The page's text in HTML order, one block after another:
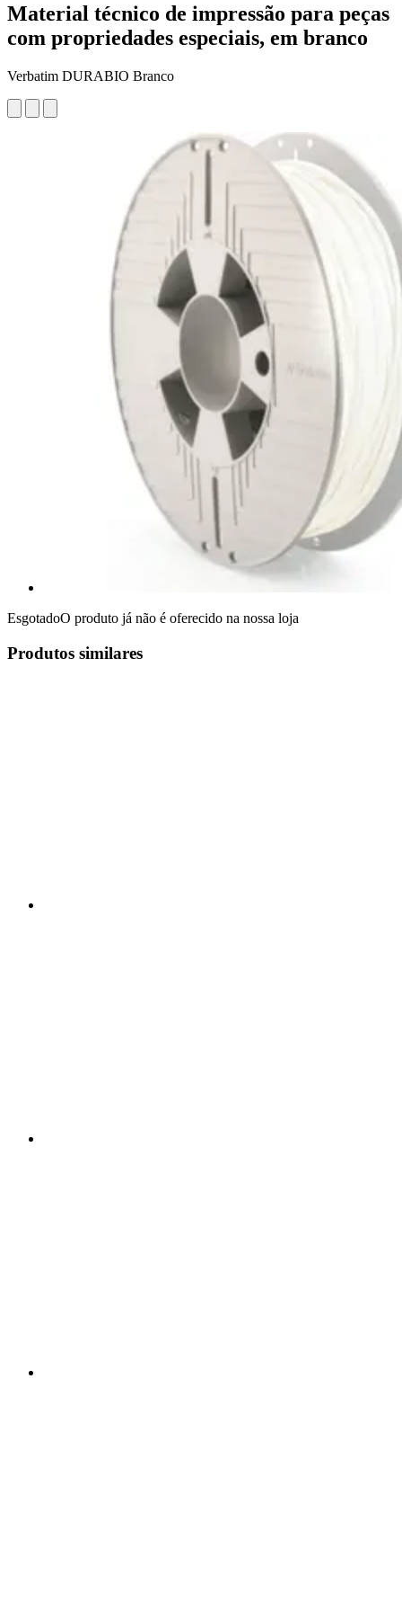
Material técnico de impressão para peças
com propriedades especiais, em branco
Verbatim DURABIO Branco
EsgotadoO produto já não é oferecido na nossa loja
Produtos similares